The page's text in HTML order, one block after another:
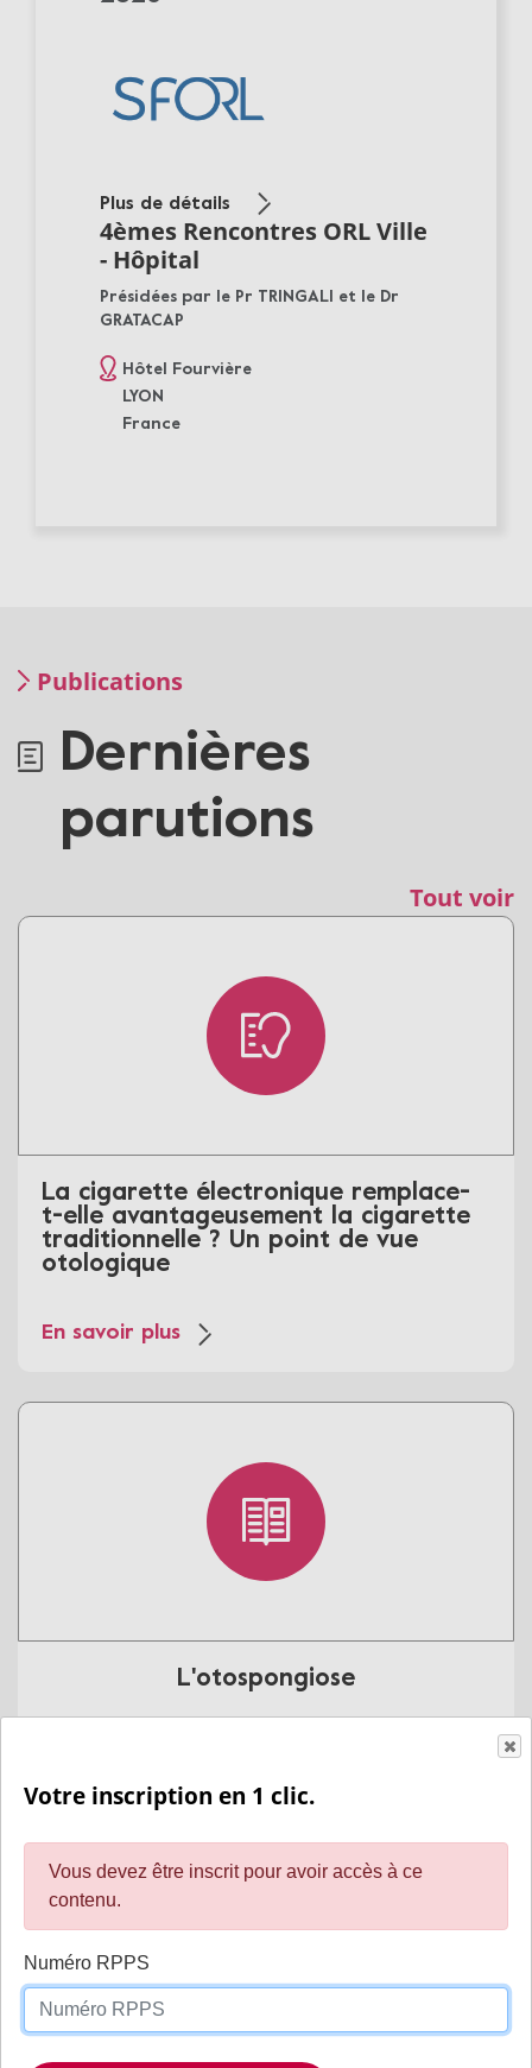
Plus de détails
4èmes Rencontres ORL Ville
- Hôpital
Présidées par le Pr TRINGALI et le Dr
GRATACAP
Hôtel Fourvière
LYON
France
Publications
Dernières
parutions
Tout voir
La cigarette électronique remplace-
t-elle avantageusement la cigarette
traditionnelle ? Un point de vue
otologique
En savoir plus
L'otospongiose
Votre inscription en 1 clic.
Vous devez être inscrit pour avoir accès à ce
contenu.
Numéro RPPS